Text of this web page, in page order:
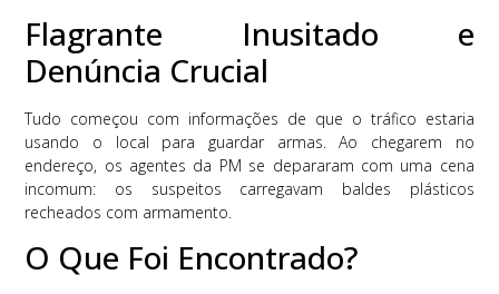
Flagrante Inusitado e
Denúncia Crucial
Tudo começou com informações de que o tráfico estaria
usando o local para guardar armas. Ao chegarem no
endereço, os agentes da PM se depararam com uma cena
incomum: os suspeitos carregavam baldes plásticos
recheados com armamento.
O Que Foi Encontrado?